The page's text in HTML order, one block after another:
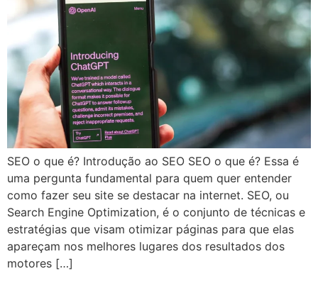
SEO o que é? Introdução ao SEO SEO o que é? Essa é
uma pergunta fundamental para quem quer entender
como fazer seu site se destacar na internet. SEO, ou
Search Engine Optimization, é o conjunto de técnicas e
estratégias que visam otimizar páginas para que elas
apareçam nos melhores lugares dos resultados dos
motores […]